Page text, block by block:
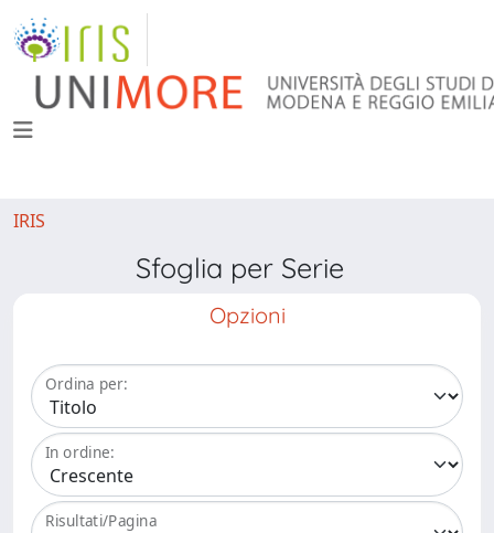
IRIS
Sfoglia per Serie
Opzioni
Ordina per:
In ordine:
Risultati/Pagina